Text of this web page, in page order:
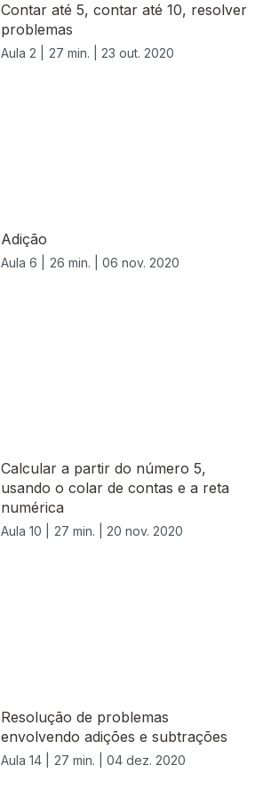
Contar até 5, contar até 10, resolver
problemas
Aula 2 | 27 min. | 23 out. 2020
Adição
Aula 6 | 26 min. | 06 nov. 2020
Calcular a partir do número 5,
usando o colar de contas e a reta
numérica
Aula 10 | 27 min. | 20 nov. 2020
Resolução de problemas
envolvendo adições e subtrações
Aula 14 | 27 min. | 04 dez. 2020